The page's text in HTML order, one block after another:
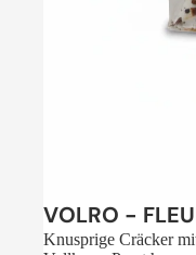
Sale
VOLRO -
Knusprige Cräcker